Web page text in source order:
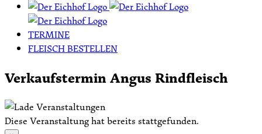
TERMINE
FLEISCH BESTELLEN
Verkaufstermin Angus Rindfleisch
Diese Veranstaltung hat bereits stattgefunden.